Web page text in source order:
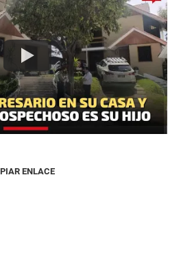
ENLACE